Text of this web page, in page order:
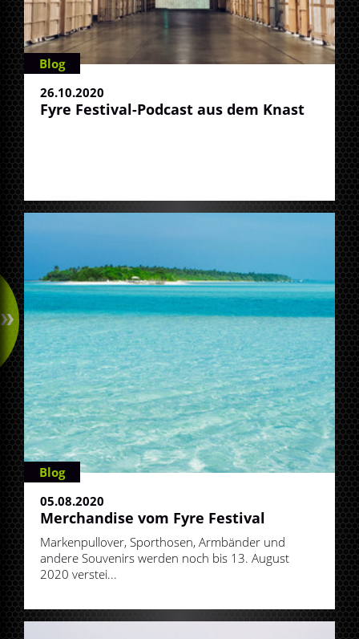
Blog
26.10.2020
Fyre Festival-Podcast aus dem Knast
Blog
05.08.2020
Merchandise vom Fyre Festival
Markenpullover, Sporthosen, Armbänder und
andere Souvenirs werden noch bis 13. August
2020 verstei...